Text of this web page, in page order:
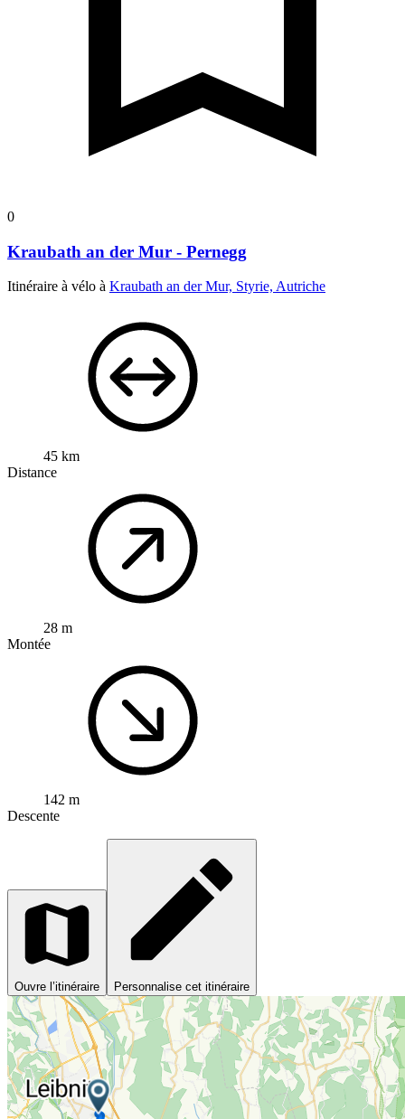
0
Kraubath an der Mur - Pernegg
Itinéraire à vélo à Kraubath an der Mur, Styrie, Autriche
45 km
Distance
28 m
Montée
142 m
Descente
Ouvre l’itinéraire Personnalise cet itinéraire